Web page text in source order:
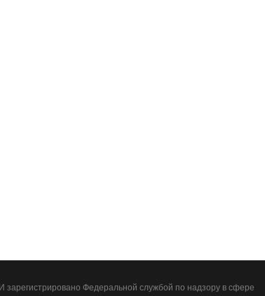
Федеральной службой по надзору в сфере